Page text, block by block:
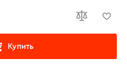
Купить